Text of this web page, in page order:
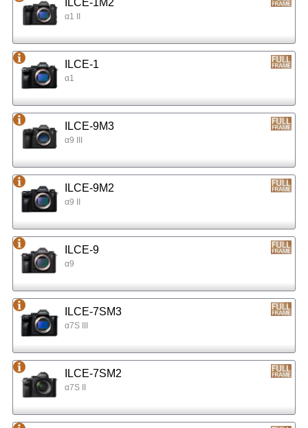
α1 II
ILCE-1
α1
ILCE-9M3
α9 III
ILCE-9M2
α9 II
ILCE-9
α9
ILCE-7SM3
α7S III
ILCE-7SM2
α7S II